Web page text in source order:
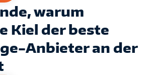
warum
Kiel der beste
Anbieter an der